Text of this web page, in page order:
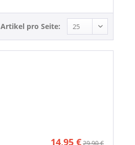
Artikel pro Seite:
14,95 €29,90 €